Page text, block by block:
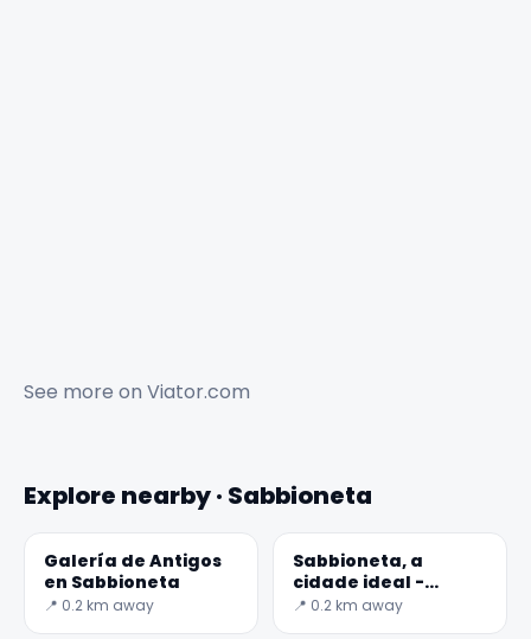
See more on Viator.com
Explore nearby · Sabbioneta
Galería de Antigos
en Sabbioneta
📍 0.2 km away
Sabbioneta, a
cidade ideal -
Unesco do
📍 0.2 km away